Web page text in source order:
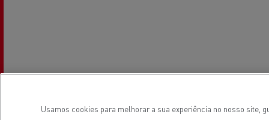
Usamos cookies para melhorar a sua experiência no nosso site,